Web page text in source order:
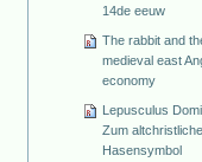
14de eeuw
The rabbit and
medieval east
economy
Lepusculus
Zum
Hasensymbol